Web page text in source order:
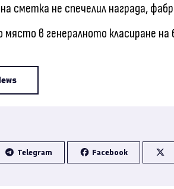
сметка не спечелил награда,
в генералното класиране на
Telegram Facebook